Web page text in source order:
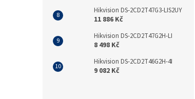
Hikvision DS-2CD2T47G3-LIS2UY
11 886 Kč
Hikvision DS-2CD2T47G2H-LI
8 498 Kč
Hikvision DS-2CD2T46G2H-4I
9 082 Kč